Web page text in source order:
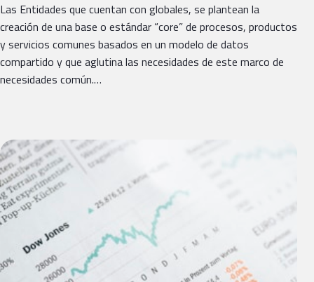
Las Entidades que cuentan con globales, se plantean la
creación de una base o estándar “core” de procesos, productos
y servicios comunes basados en un modelo de datos
compartido y que aglutina las necesidades de este marco de
necesidades común.…